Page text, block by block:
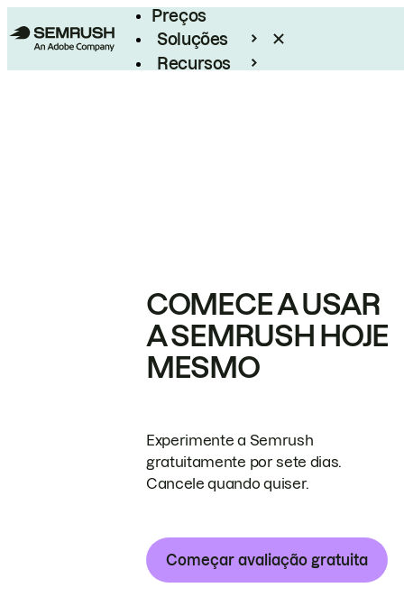
Preços
Soluções
Recursos
COMECE A USAR
A SEMRUSH HOJE
MESMO
Experimente a Semrush
gratuitamente por sete dias.
Cancele quando quiser.
Começar avaliação gratuita